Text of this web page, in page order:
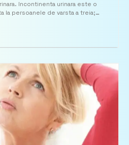
Incontinenta urinara este o
la persoanele de varsta a treia;
ac...